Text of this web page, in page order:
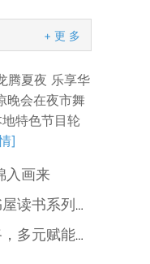
+ 更 多
腾夏夜 乐享华
晚会在夜市舞
特色节目轮
]
入画来
书系列活动
村文旅新体验